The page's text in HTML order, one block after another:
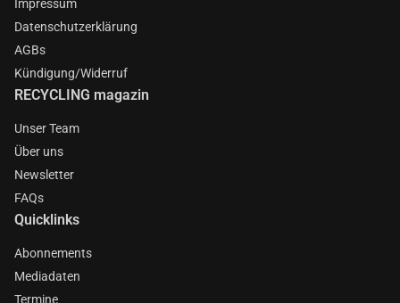
Impressum
Datenschutzerklärung
AGBs
Kündigung/Widerruf
RECYCLING magazin
Unser Team
Über uns
Newsletter
FAQs
Quicklinks
Abonnements
Mediadaten
Termine